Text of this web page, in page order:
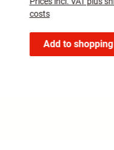
costs
Add to